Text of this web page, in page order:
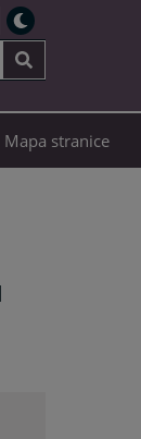
Mapa stranice